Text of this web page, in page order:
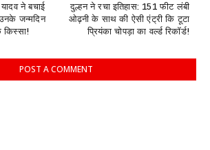
दुल्हन ने रचा इतिहास: 151 फीट लंबी
ओढ़नी के साथ की ऐसी एंट्री कि टूटा
प्रियंका चोपड़ा का वर्ल्ड रिकॉर्ड!
ने बचाई
जन्मदिन
किस्सा!
POST A COMMENT